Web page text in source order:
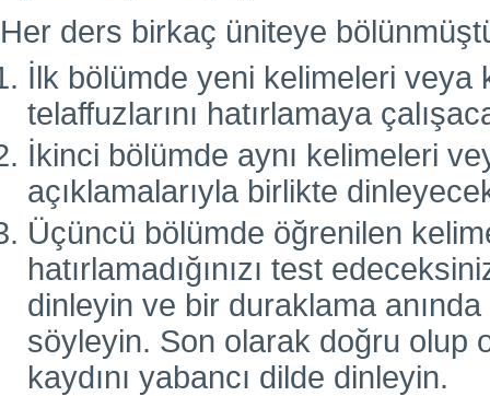
Her ders birkaç üniteye
İlk bölümde yeni kelimeleri veya
telaffuzlarını hatırlamaya
İkinci bölümde aynı kelimeleri
açıklamalarıyla birlikte
Üçüncü bölümde öğrenilen
hatırlamadığınızı test
dinleyin ve bir duraklama
söyleyin. Son olarak doğru olup
kaydını yabancı dilde dinleyin.